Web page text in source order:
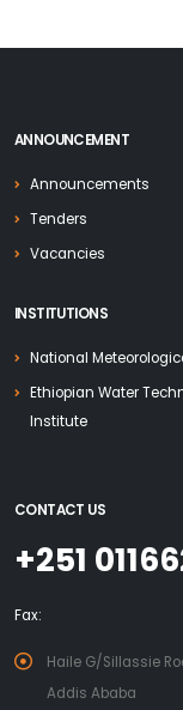
ANNOUNCEMENT
Announcements
Tenders
Vacancies
INSTITUTIONS
National
Ethiopian Water
Institute
CONTACT US
+251
Fax:
Haile G/Sillassie
Addis Ababa